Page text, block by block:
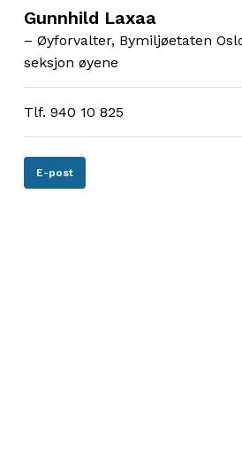
Gunnhild Laxaa
– Øyforvalter, Bymiljøetaten
seksjon øyene
Tlf. 940 10 825
E-post